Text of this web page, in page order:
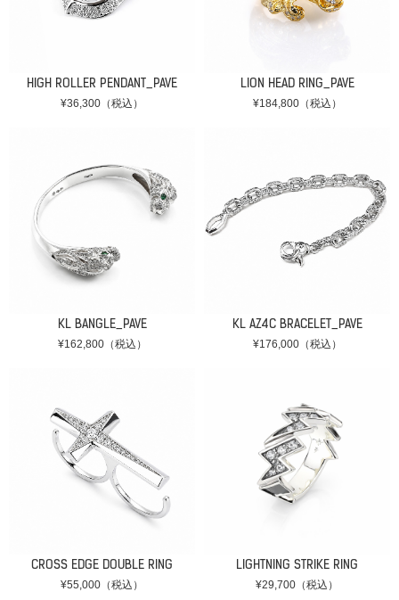
HIGH ROLLER PENDANT_PAVE
¥36,300（税込）
LION HEAD RING_PAVE
¥184,800（税込）
KL BANGLE_PAVE
¥162,800（税込）
KL AZ4C BRACELET_PAVE
¥176,000（税込）
CROSS EDGE DOUBLE RING
¥55,000（税込）
LIGHTNING STRIKE RING
¥29,700（税込）